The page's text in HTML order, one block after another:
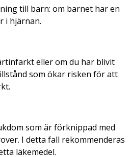
till barn: om barnet har en
i hjärnan.
eller om du har blivit
som ökar risken för att
som är förknippad med
I detta fall rekommenderas
läkemedel.